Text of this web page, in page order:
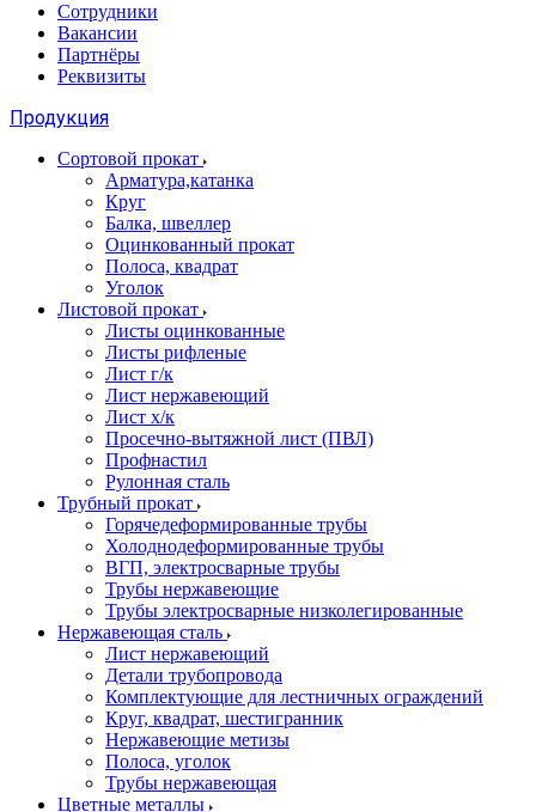
Сотрудники
Вакансии
Партнёры
Реквизиты
Продукция
Сортовой прокат
Арматура,катанка
Круг
Балка, швеллер
Оцинкованный прокат
Полоса, квадрат
Уголок
Листовой прокат
Листы оцинкованные
Листы рифленые
Лист г/к
Лист нержавеющий
Лист х/к
Просечно-вытяжной лист (ПВЛ)
Профнастил
Рулонная сталь
Трубный прокат
Горячедеформированные трубы
Холоднодеформированные трубы
ВГП, электросварные трубы
Трубы нержавеющие
Трубы электросварные низколегированные
Нержавеющая сталь
Лист нержавеющий
Детали трубопровода
Комплектующие для лестничных ограждений
Круг, квадрат, шестигранник
Нержавеющие метизы
Полоса, уголок
Трубы нержавеющая
Цветные металлы